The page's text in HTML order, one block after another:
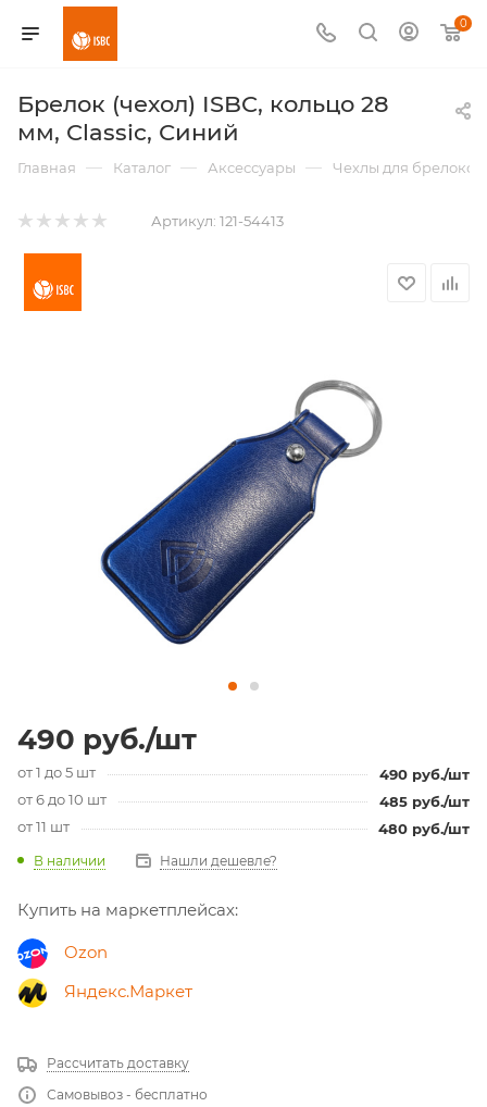
0
Брелок (чехол) ISBC, кольцо 28
мм, Classic, Синий
Главная — Каталог — Аксессуары — Чехлы для брелоков
Артикул: 121-54413
490 руб./шт
от 1 до 5 шт 490 руб./шт
от 6 до 10 шт
485 руб./шт
от 11 шт
480 руб./шт
В наличии Нашли дешевле?
Купить на маркетплейсах:
Ozon
Яндекс.Маркет
Рассчитать доставку
Самовывоз - бесплатно